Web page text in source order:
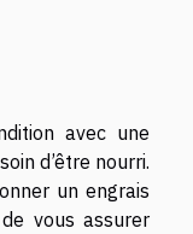
avec une
d’être nourri.
un engrais
vous assurer